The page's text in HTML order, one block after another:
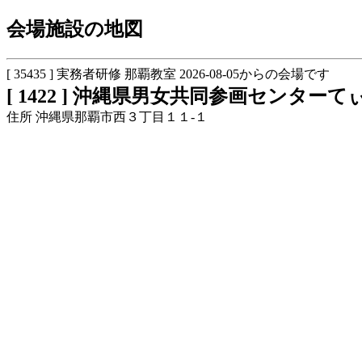
会場施設の地図
[ 35435 ] 実務者研修 那覇教室 2026-08-05からの会場です
[ 1422 ] 沖縄県男女共同参画センターて
住所 沖縄県那覇市西３丁目１１-１